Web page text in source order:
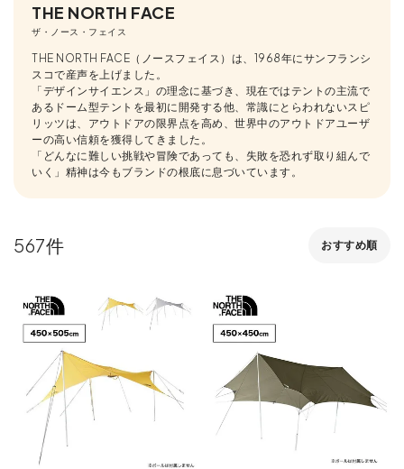
THE NORTH FACE
ザ・ノース・フェイス
THE NORTH FACE（ノースフェイス）は、1968年にサンフランシ
スコで産声を上げました。
「デザインサイエンス」の理念に基づき、現在ではテントの主流で
あるドーム型テントを最初に開発する他、常識にとらわれないスピ
リッツは、アウトドアの限界点を高め、世界中のアウトドアユーザ
ーの高い信頼を獲得してきました。
「どんなに難しい挑戦や冒険であっても、失敗を恐れず取り組んで
いく」精神は今もブランドの根底に息づいています。
おすすめ順
567